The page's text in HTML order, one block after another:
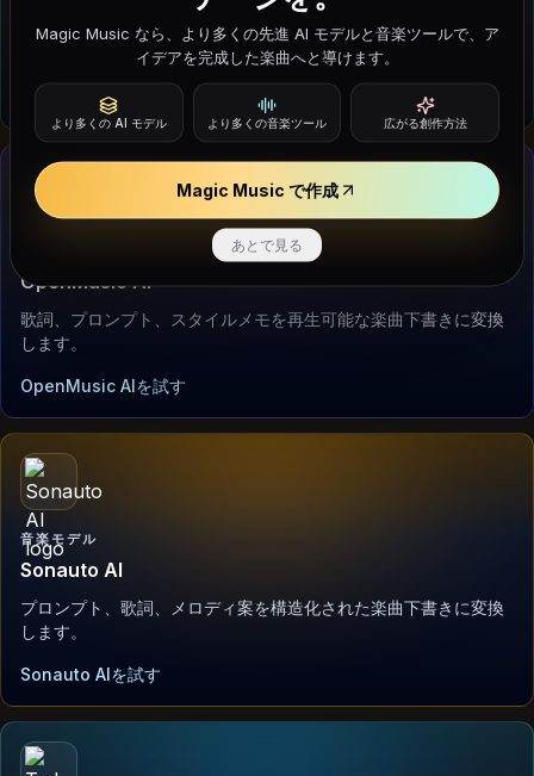
短いブリーフからprompt-to-songスケッチ、ループ案、ジャンル
実験を作成します。
Riffusion AI Musicを試す
OpenMusic AI
歌詞、プロンプト、スタイルメモを再生可能な楽曲下書きに変換
します。
OpenMusic AIを試す
音楽モデル
Sonauto AI
プロンプト、歌詞、メロディ案を構造化された楽曲下書きに変換
します。
Sonauto AIを試す
Magic Music なら、より多くの先進 AI モデルと音楽ツールで、ア
イデアを完成した楽曲へと導けます。
より多くの AI モデル より多くの音楽ツール 広がる創作方法
Magic Music で作成
あとで見る